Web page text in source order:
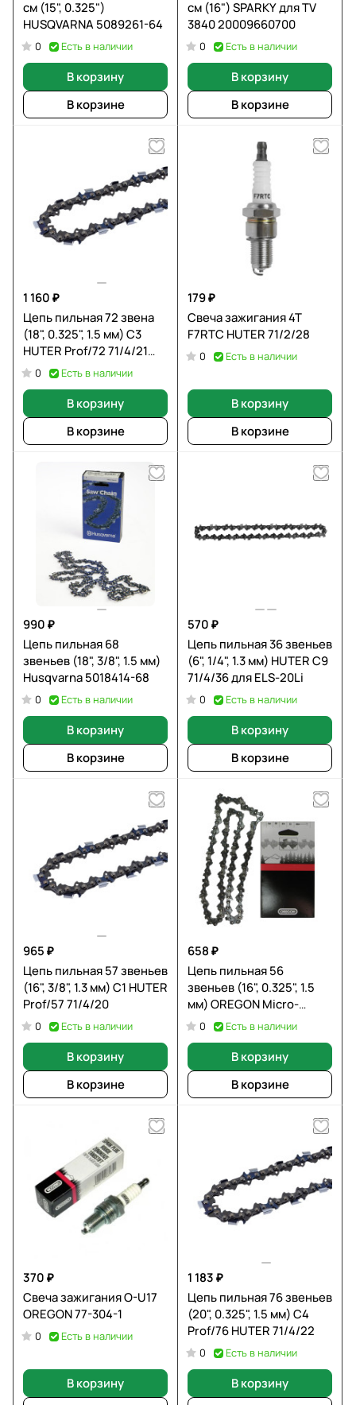
см (15", 0.325")
HUSQVARNA 5089261-64
0 Есть в наличии
В корзину
В корзине
см (16") SPARKY для TV
3840 20009660700
0 Есть в наличии
В корзину
В корзине
1 160 ₽
Цепь пильная 72 звена
(18", 0.325", 1.5 мм) C3
HUTER Prof/72 71/4/21
для BS-45,BS-52M
0 Есть в наличии
В корзину
В корзине
179 ₽
Свеча зажигания 4T
F7RTC HUTER 71/2/28
0 Есть в наличии
В корзину
В корзине
990 ₽
Цепь пильная 68
звеньев (18", 3/8", 1.5 мм)
Husqvarna 5018414-68
0 Есть в наличии
В корзину
В корзине
570 ₽
Цепь пильная 36 звеньев
(6", 1/4", 1.3 мм) HUTER С9
71/4/36 для ELS-20Li
0 Есть в наличии
В корзину
В корзине
965 ₽
Цепь пильная 57 звеньев
(16", 3/8", 1.3 мм) C1 HUTER
Prof/57 71/4/20
0 Есть в наличии
В корзину
В корзине
658 ₽
Цепь пильная 56
звеньев (16", 0.325", 1.5
мм) OREGON Micro-
Chisel 21LPX056E
0 Есть в наличии
В корзину
В корзине
370 ₽
Свеча зажигания O-U17
OREGON 77-304-1
0 Есть в наличии
В корзину
1 183 ₽
Цепь пильная 76 звеньев
(20", 0.325", 1.5 мм) C4
Prof/76 HUTER 71/4/22
0 Есть в наличии
В корзину